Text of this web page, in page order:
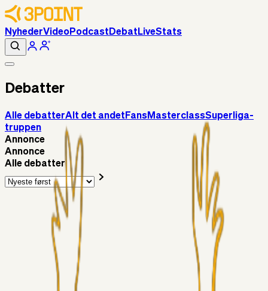
NyhederVideoPodcast Debat LiveStats
Debatter
Alle debatterAlt det andet FansMasterclassSuperliga-
truppen
Annonce
Annonce
Alle debatter
Chrisdinho88 06. aug. 2026
Horsens - Brøndby billet
Alt det andet
Chrisdinho88
05. aug. 2026
Bange anelser